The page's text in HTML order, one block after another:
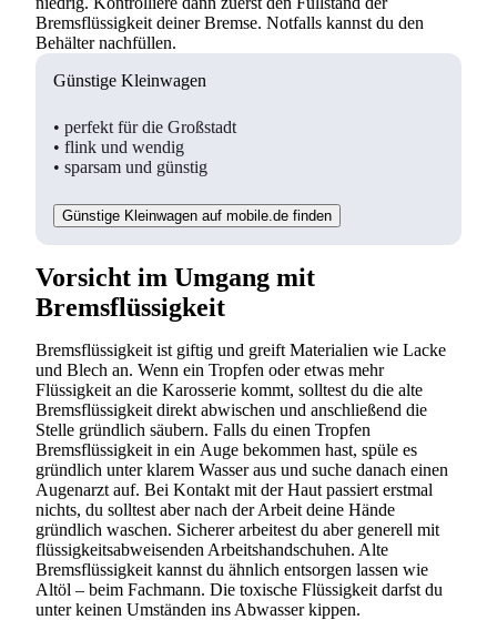
Bremsflüssigkeit deiner Bremse. Notfalls kannst du den
Behälter nachfüllen.
Günstige Kleinwagen
• perfekt für die Großstadt
• flink und wendig
• sparsam und günstig
Günstige Kleinwagen auf mobile.de finden
Vorsicht im Umgang mit
Bremsflüssigkeit
Bremsflüssigkeit ist giftig und greift Materialien wie Lacke
und Blech an. Wenn ein Tropfen oder etwas mehr
Flüssigkeit an die Karosserie kommt, solltest du die alte
Bremsflüssigkeit direkt abwischen und anschließend die
Stelle gründlich säubern. Falls du einen Tropfen
Bremsflüssigkeit in ein Auge bekommen hast, spüle es
gründlich unter klarem Wasser aus und suche danach einen
Augenarzt auf. Bei Kontakt mit der Haut passiert erstmal
nichts, du solltest aber nach der Arbeit deine Hände
gründlich waschen. Sicherer arbeitest du aber generell mit
flüssigkeitsabweisenden Arbeitshandschuhen. Alte
Bremsflüssigkeit kannst du ähnlich entsorgen lassen wie
Altöl – beim Fachmann. Die toxische Flüssigkeit darfst du
unter keinen Umständen ins Abwasser kippen.